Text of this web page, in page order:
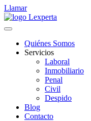
Llamar
Quiénes Somos
Servicios
Laboral
Inmobiliario
Penal
Civil
Despido
Blog
Contacto